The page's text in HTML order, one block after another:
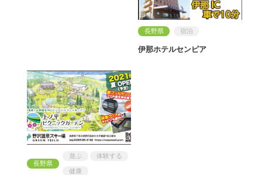
長野県 宿泊
伊那ホテルセンピア
長野県
遊ぶ 体験する
健康